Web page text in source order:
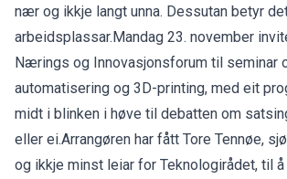
nær og ikkje langt unna. Dessutan betyr
arbeidsplassar.Mandag 23. november
Nærings og Innovasjonsforum til seminar
automatisering og 3D-printing, med eit
midt i blinken i høve til debatten om
eller ei.Arrangøren har fått Tore Tennøe,
og ikkje minst leiar for Teknologirådet, til å